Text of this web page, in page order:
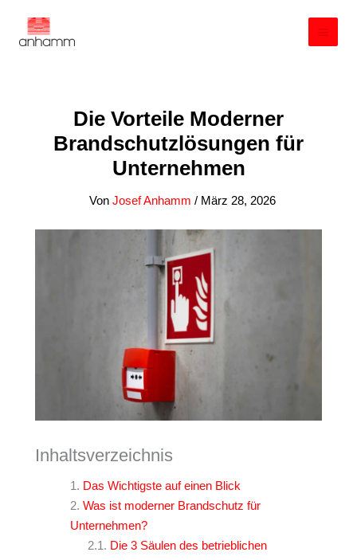
springen
Die Vorteile Moderner
Brandschutzlösungen für
Unternehmen
Von Josef Anhamm / März 28, 2026
Inhaltsverzeichnis
Das Wichtigste auf einen Blick
Was ist moderner Brandschutz für
Unternehmen?
Die 3 Säulen des betrieblichen